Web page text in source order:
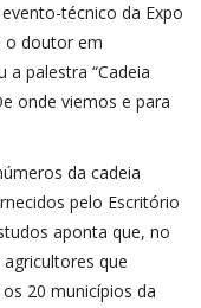
técnico da Expo
o doutor em
palestra “Cadeia
onde viemos e para
da cadeia
pelo Escritório
aponta que, no
que
20 municípios da